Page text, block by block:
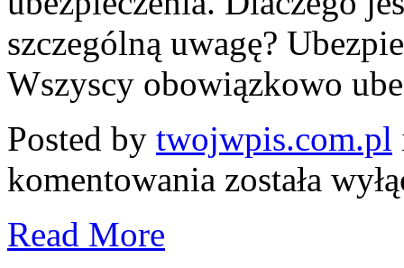
szczególną uwagę?
Wszyscy obowiązkowo
Posted by twojwpis.com.pl
komentowania
warto
została
Read More